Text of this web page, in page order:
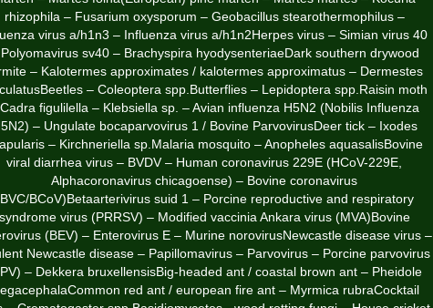
rhizophila – Fusarium oxysporum – Geobacillus stearothermophilus –
virus a/h1n3 – Influenza virus a/h1n2Herpes virus – Simian virus 40
sv40 – Brachyspira hyodysenteriaeDark southern drywood
– Kalotermes approximates / kalotermes approximatus – Dermestes
– Coleoptera spp.Butterflies – Lepidoptera spp.Raisin moth
figulilella – Klebsiella sp. – Avian influenza H5N2 (Nobilis Influenza
– Ungulate bocaparvovirus 1 / Bovine ParvovirusDeer tick – Ixodes
– Kirchneriella sp.Malaria mosquito – Anopheles aquasalisBovine
viral diarrhea virus – BVDV – Human coronavirus 229E (HCoV-229E,
Alphacoronavirus chicagoense) – Bovine coronavirus
BCoV)Betaarterivirus suid 1 – Porcine reproductive and respiratory
syndrome virus (PRRSV) – Modified vaccinia Ankara virus (MVA)Bovine
(BEV) – Enterovirus E – Murine norovirusNewcastle disease virus –
Newcastle disease – Papillomavirus – Parvovirus – Porcine parvovirus
– Dekkera bruxellensisBig-headed ant / coastal brown ant – Pheidole
red ant / european fire ant – Myrmica rubraCocktail